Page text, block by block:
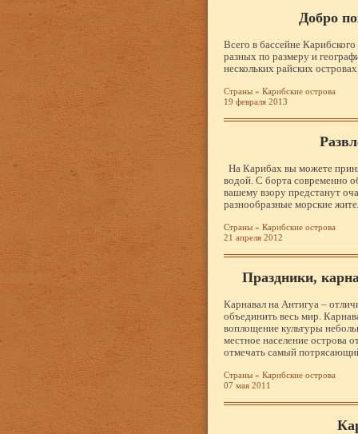
Добро
Всего в бассейне
разных по размеру и
нескольких райских
Страны » Карибские острова
19 февраля 2013
На Карибах вы можете
водой. С борта современно
вашему взору предстанут
разнообразные морские
Страны » Карибские острова
21 апреля 2012
Праздники,
Карнавал на Антигуа –
объединить весь мир.
воплощение культуры
местное население острова
отмечать самый
Страны » Карибские острова
07 мая 2011